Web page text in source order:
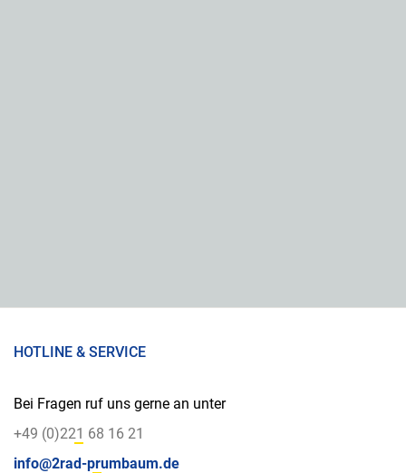
HOTLINE & SERVICE
Bei Fragen ruf uns gerne an unter
+49 (0)221 68 16 21
info@2rad-prumbaum.de